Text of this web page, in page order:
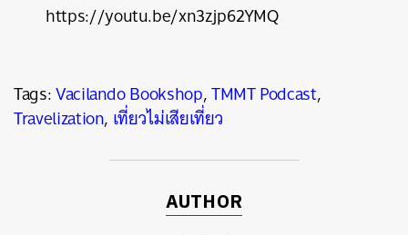
https://youtu.be/xn3zjp62YMQ
Tags:Vacilando Bookshop,TMMT Podcast,
Travelization, เที่ยวไม่เสียเที่ยว
AUTHOR